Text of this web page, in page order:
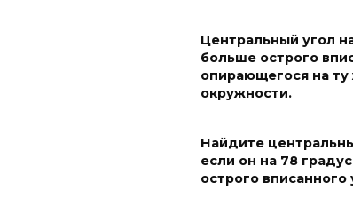
Центральный угол
больше острого
опирающегося на ту
окружности.
Найдите
если он на 78
острого